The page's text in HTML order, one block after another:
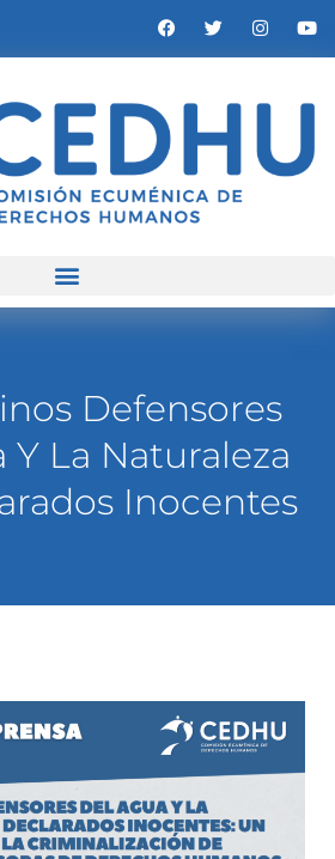
Defensores
Y La Naturaleza
Inocentes